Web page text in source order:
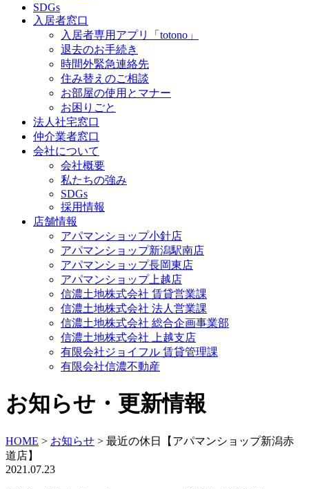
SDGs
入居者窓口
入居者専用アプリ「totono」
退去のお手続き
時間外緊急連絡先
住み替えのご相談
お部屋の使用とマナー
お困りごと
法人社宅窓口
仲介業者窓口
会社について
会社概要
私たちの強み
SDGs
採用情報
店舗情報
アパマンショップ小針店
アパマンショップ新潟駅南店
アパマンショップ長岡東店
アパマンショップ上越店
信濃土地株式会社 賃貸営業課
信濃土地株式会社 法人営業課
信濃土地株式会社 総合企画事業部
信濃土地株式会社 上越支店
有限会社ジョイフル 賃貸管理課
有限会社信濃不動産
お知らせ・更新情報
HOME > お知らせ > 最近の休日【アパマンショップ新潟赤
道店】
2021.07.23